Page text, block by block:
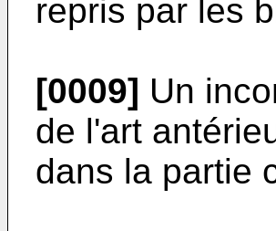
repris par les
[0009] Un
de l'art
dans la partie